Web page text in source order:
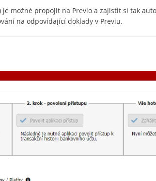
je možné propojit na Previo a zajistit si tak
na odpovídající doklady v Previu.